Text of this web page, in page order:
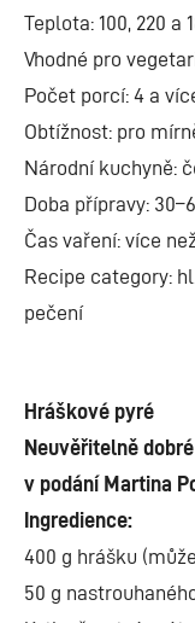
Teplota: 100, 220 a
Vhodné pro
Počet porcí: 4 a
Obtížnost: pro
Národní kuchyně:
Doba přípravy:
Čas vaření: více
Recipe category:
pečení
Hráškové pyré
Neuvěřitelně
v podání Martina
Ingredience:
400 g hrášku
50 g